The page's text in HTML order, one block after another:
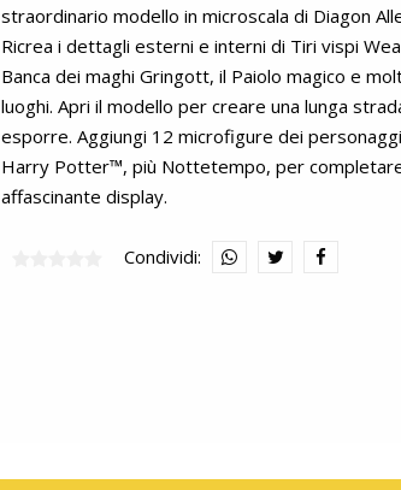
straordinario modello in microscala di Diagon
Ricrea i dettagli esterni e interni di Tiri vispi
Banca dei maghi Gringott, il Paiolo magico e
luoghi. Apri il modello per creare una lunga
esporre. Aggiungi 12 microfigure dei
Harry Potter™, più Nottetempo, per
affascinante display.
Condividi: